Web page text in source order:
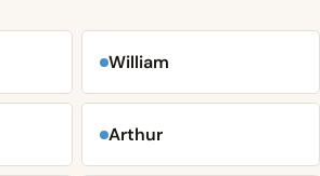
William
Arthur